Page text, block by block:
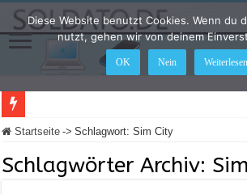
LEGO Star Wars: Die Skywalker Saga – Hier sind alle
Startseite -> Schlagwort:Sim City
Schlagwörter Archiv:
Diese Website benutzt Cookies. Wenn du
nutzt, gehen wir von deinem
OK Nein Weiterlesen